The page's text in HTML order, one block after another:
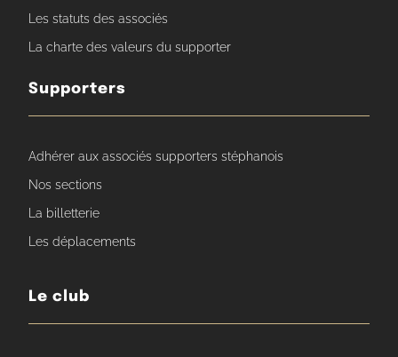
Les statuts des associés
La charte des valeurs du supporter
Supporters
Adhérer aux associés supporters stéphanois
Nos sections
La billetterie
Les déplacements
Le club